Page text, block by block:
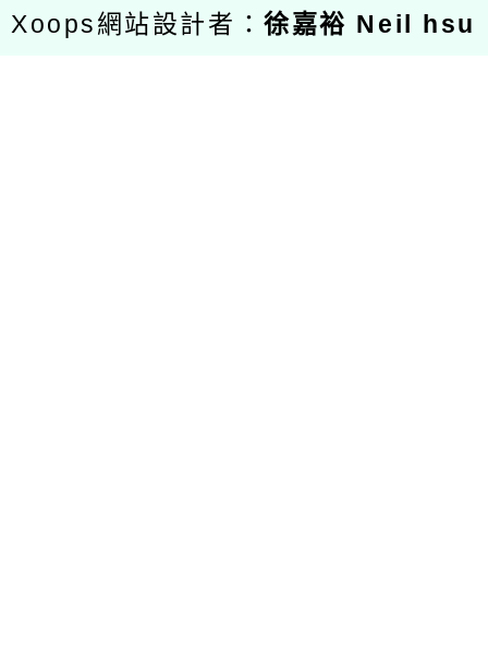
Xoops網站設計者：徐嘉裕 Neil hsu